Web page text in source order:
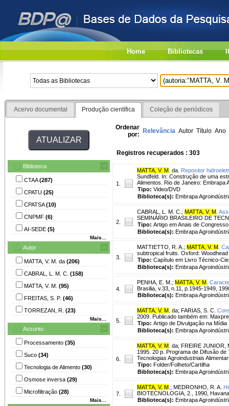
Home Bibliotecas
Acervo documental Produção científica Coleção de periódicos
Biblioteca
CTAA(287)
CPATU (25)
CPATSA(10)
CNPMF (6)
AI-SEDE (5)
Mais...
Autor
MATTA, V. M. da (206)
CABRAL, L. M. C. (158)
MATTA, V. M. (95)
FREITAS, S. P. (46)
TORREZAN, R. (23)
Mais...
Assunto
Processamento (35)
Suco (34)
Tecnologia de Alimento (30)
Osmose inversa (29)
Microfiltração (28)
Mais...
Ordenar
por: Relevância Autor Título Ano
Registros recuperados : 303
1.
MATTA, V. M . da. Repositor
Sundfeld. In: Construção de uma
Alimentos. Rio de Janeiro: Embrapa
Tipo: Video/DVD
Biblioteca(s): Embrapa
2.
CABRAL, L. M. C. ; MATTA, V. M
SEMINÁRIO BRASILEIRO DE
Tipo: Artigo em Anais de
Biblioteca(s): Embrapa
3.
MATTIETTO, R. A. ; MATTA, V. M
subtropical fruits. Oxford:
Tipo: Capítulo em Livro Técnico-
Biblioteca(s): Embrapa
4.
PENHA, E. M. ; MATTA, V. M
Brasilia, v.33, n.11, p.1945-1949,
Biblioteca(s): Embrapa
5.
MATTA, V. M . da; FARIAS, S. C.
2009. Publicado também em:
Tipo: Artigo de Divulgação na Mídia
Biblioteca(s): Embrapa
6.
MATTA, V. M . da; FREIRE JUNIOR,
1995. 20 p. Programa de Difusão
Tecnologias Agroindustriais
Tipo: Folder/Folheto/Cartilha
Biblioteca(s): Embrapa
7.
MATTA, V. M ; MEDRONHO, R. A.
BIOTECNOLOGIA, 2., 1990,
Biblioteca(s): Embrapa